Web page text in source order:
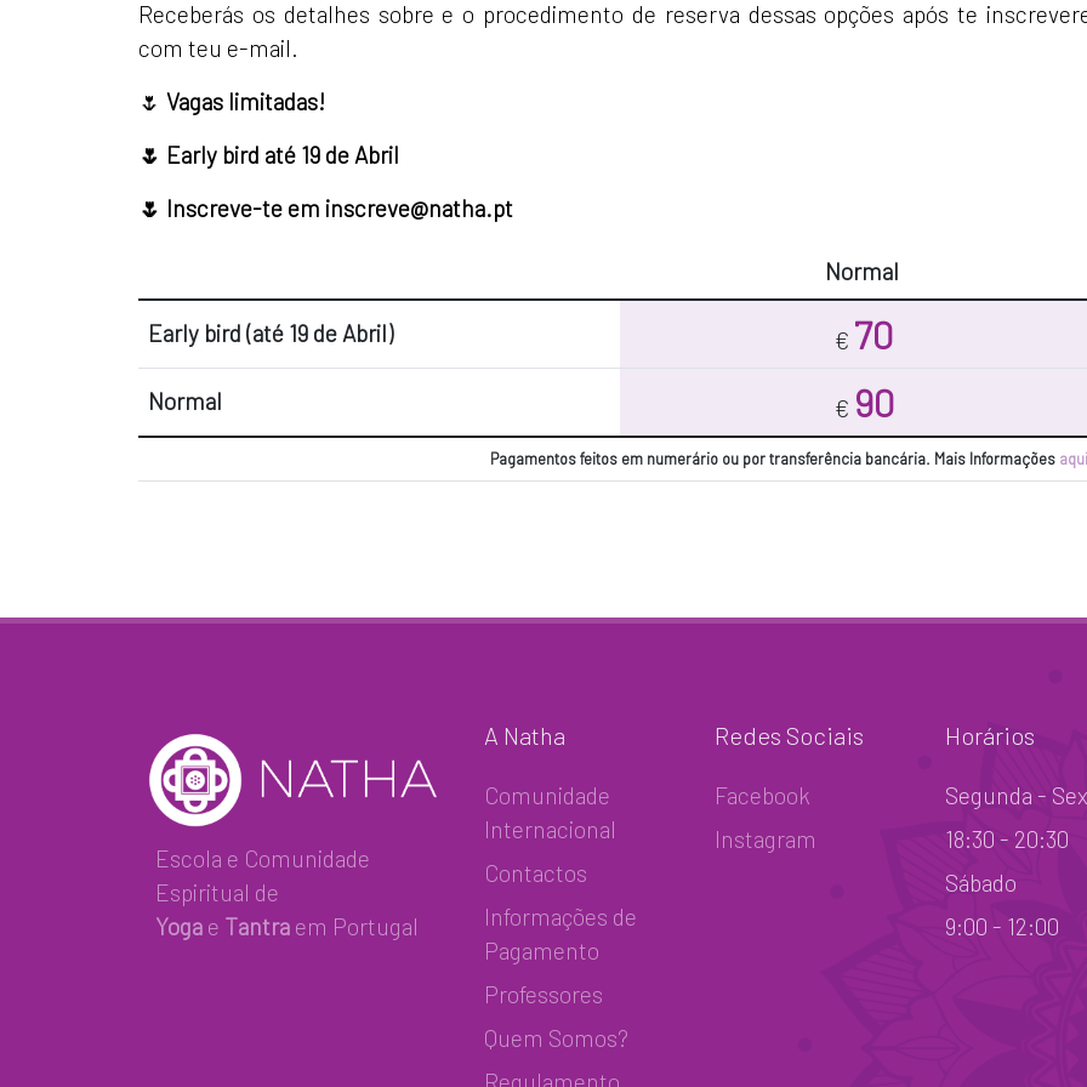
Receberás os detalhes sobre e o procedimento de reserva dessas opções após te
com teu e-mail.
🌷 Vagas limitadas!
🌷 Early bird até 19 de Abril
🌷 Inscreve-te em inscreve@natha.pt
Normal
Early bird (até 19 de Abril) € 70
Normal € 90
Pagamentos feitos em numerário ou por transferência bancária. Mais Informações aqui
Escola e Comunidade
Espiritual de
Yoga e Tantra em Portugal
A Natha
Comunidade
Internacional
Contactos
Informações de
Pagamento
Professores
Quem Somos?
Regulamento
Redes Sociais
Facebook
Instagram
Horários
Segunda -
18:30 - 20:30
Sábado
9:00 - 12:00